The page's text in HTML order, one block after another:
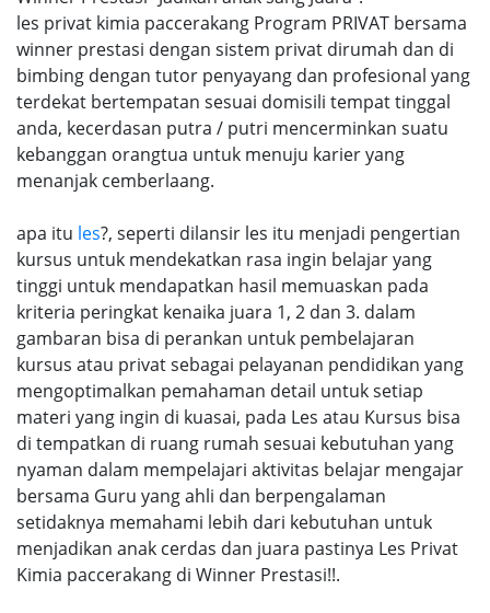
les privat kimia paccerakang Program PRIVAT bersama
winner prestasi dengan sistem privat dirumah dan di
bimbing dengan tutor penyayang dan profesional yang
terdekat bertempatan sesuai domisili tempat tinggal
anda, kecerdasan putra / putri mencerminkan suatu
kebanggan orangtua untuk menuju karier yang
menanjak cemberlaang.
apa itu les?, seperti dilansir les itu menjadi pengertian
kursus untuk mendekatkan rasa ingin belajar yang
tinggi untuk mendapatkan hasil memuaskan pada
kriteria peringkat kenaika juara 1, 2 dan 3. dalam
gambaran bisa di perankan untuk pembelajaran
kursus atau privat sebagai pelayanan pendidikan yang
mengoptimalkan pemahaman detail untuk setiap
materi yang ingin di kuasai, pada Les atau Kursus bisa
di tempatkan di ruang rumah sesuai kebutuhan yang
nyaman dalam mempelajari aktivitas belajar mengajar
bersama Guru yang ahli dan berpengalaman
setidaknya memahami lebih dari kebutuhan untuk
menjadikan anak cerdas dan juara pastinya Les Privat
Kimia paccerakang di Winner Prestasi!!.